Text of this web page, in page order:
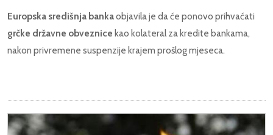
Europska središnja bankaobjavila je da će ponovo prihvaćati
grčke državne obveznice kao kolateral za kredite bankama,
nakon privremene suspenzije krajem prošlog mjeseca.